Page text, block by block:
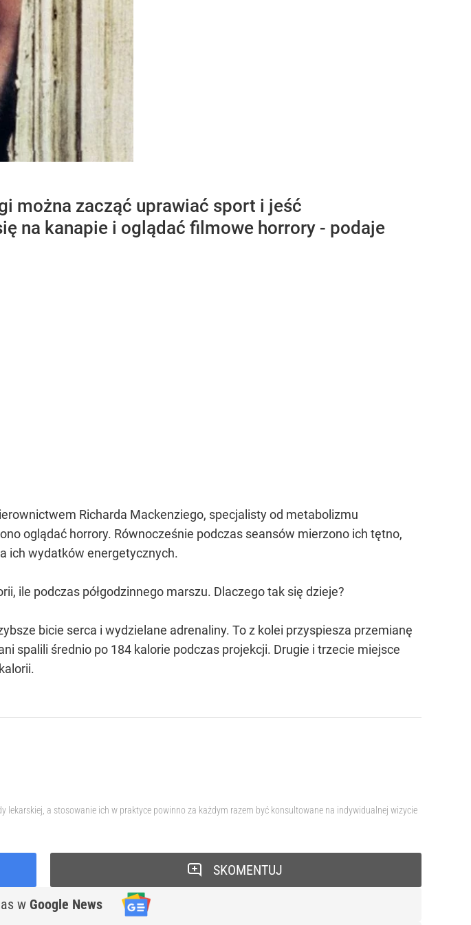
można zacząć uprawiać sport i jeść
na kanapie i oglądać filmowe horrory - podaje
Richarda Mackenziego, specjalisty od metabolizmu
oglądać horrory. Równocześnie podczas seansów mierzono ich tętno,
ich wydatków energetycznych.
ile podczas półgodzinnego marszu. Dlaczego tak się dzieje?
bicie serca i wydzielane adrenaliny. To z kolei przyspiesza przemianę
spalili średnio po 184 kalorie podczas projekcji. Drugie i trzecie miejsce
a stosowanie ich w praktyce powinno za każdym razem być konsultowane na indywidualnej wizycie
w Google News
SKOMENTUJ